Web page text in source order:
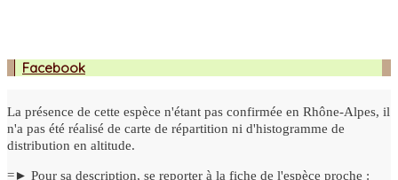
Facebook
La présence de cette espèce n'étant pas confirmée en Rhône-Alpes, il
n'a pas été réalisé de carte de répartition ni d'histogramme de
distribution en altitude.
=► Pour sa description, se reporter à la fiche de l'espèce proche :